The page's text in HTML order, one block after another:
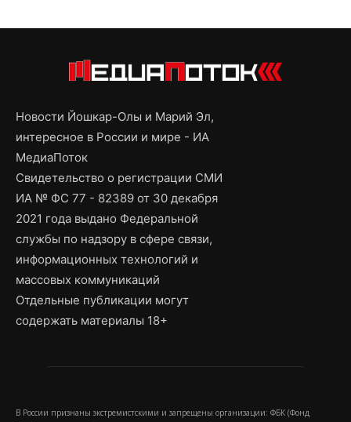
Новости Йошкар-Олы и Марий Эл,
интересное в России и мире - ИА
МедиаПоток
Свидетельство о регистрации СМИ
ИА № ФС 77 - 82389 от 30 декабря
2021 года выдано Федеральной
службы по надзору в сфере связи,
информационных технологий и
массовых коммуникаций
Отдельные публикации могут
содержать материалы 18+
В России признаны экстремистскими и запрещены организации: ФБК (Фонд